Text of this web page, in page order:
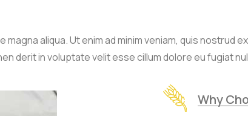
aliqua. Ut enim ad minim veniam, quis nostrud
derit in voluptate velit esse cillum dolore eu fugiat
Why